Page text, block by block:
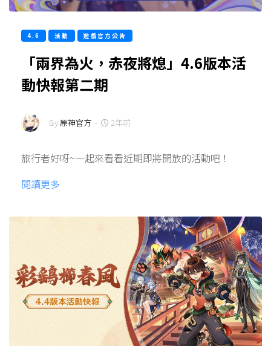
4.6 活動 遊戲官方公告
「兩界為火，赤夜將熄」4.6版本活
動快報第二期
By 原神官方 - 2年前
旅行者好呀~一起來看看近期即將開放的活動吧！
閱讀更多